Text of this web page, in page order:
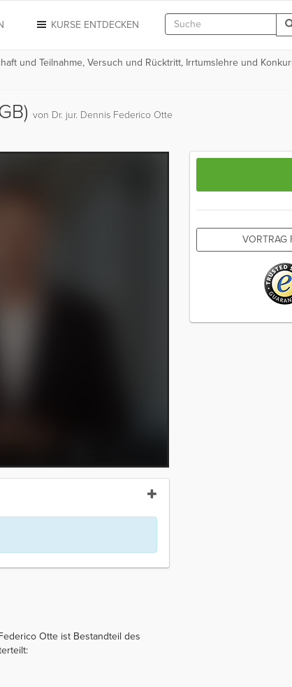
KURSE ENTDECKEN
und Teilnahme, Versuch und Rücktritt, Irrtumslehre und
von Dr. jur. Dennis Federico Otte
Otte ist Bestandteil des
VORTRAG